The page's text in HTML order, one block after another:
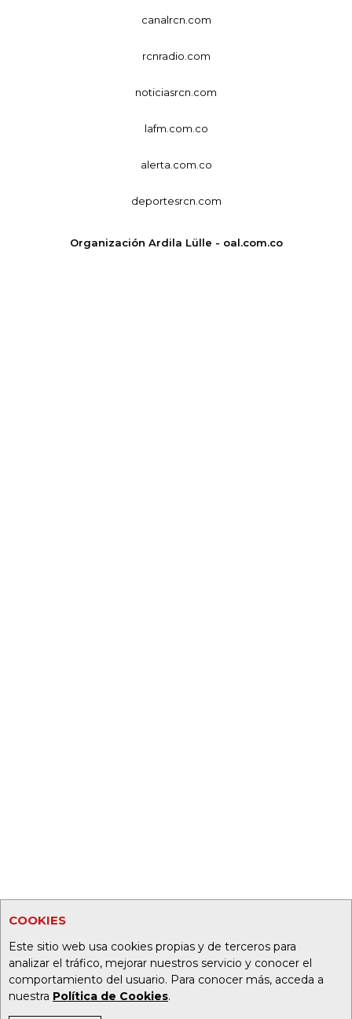
COOKIES
Este sitio web usa cookies propias y de terceros para
analizar el tráfico, mejorar nuestros servicio y conocer el
comportamiento del usuario. Para conocer más, acceda a
nuestra Política de Cookies.
canalrcn.com
rcnradio.com
noticiasrcn.com
lafm.com.co
alerta.com.co
deportesrcn.com
Organización Ardila Lülle - oal.com.co